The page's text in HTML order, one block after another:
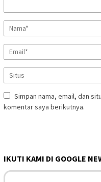
Simpan nama, email, dan
komentar saya berikutnya.
IKUTI KAMI DI GOOGLE